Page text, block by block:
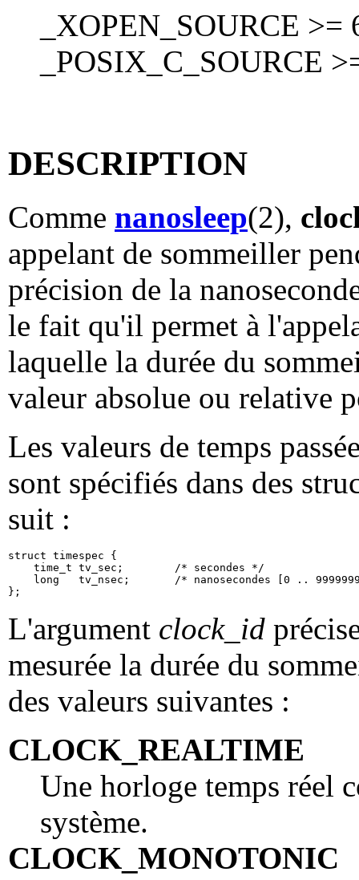
_XOPEN_SOURCE >=
_POSIX_C_SOURCE
DESCRIPTION
Comme nanosleep(2),
appelant de sommeiller
précision de la
le fait qu'il permet à
laquelle la durée du
valeur absolue ou relative
Les valeurs de temps
sont spécifiés dans des
suit :
struct timespec {
    time_t tv_sec;        /* secondes */
long   tv_nsec;       /* nanosecondes [0 ..
L'argument clock_id
mesurée la durée du
des valeurs suivantes :
CLOCK_REALTIME
Une horloge temps réel
système.
CLOCK_MONOTONIC